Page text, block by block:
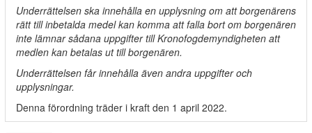
Underrättelsen ska innehålla en upplysning om att borgenärens
rätt till inbetalda medel kan komma att falla bort om borgenären
inte lämnar sådana uppgifter till Kronofogdemyndigheten att
medlen kan betalas ut till borgenären.
Underrättelsen får innehålla även andra uppgifter och
upplysningar.
Denna förordning träder i kraft den 1 april 2022.